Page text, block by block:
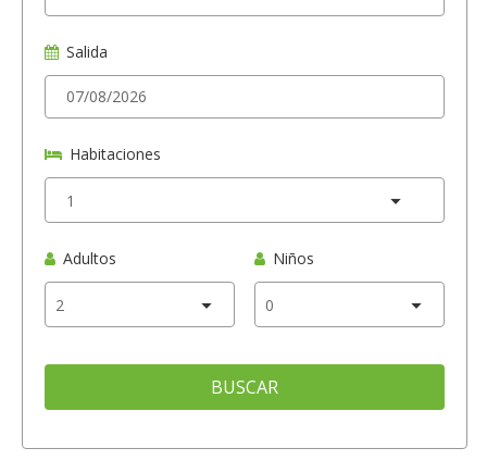
Salida
Habitaciones
Adultos Niños
BUSCAR